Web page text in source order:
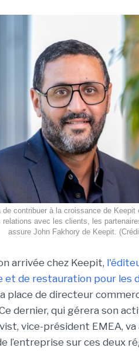
contribuer à la croissance de
relations avec les clients, les
assure John Fakhory de Keepit.
arrivée chez Keepit,
et de restauration pour les
place de directeur
dernier, qui gérera son
vice-président EMEA,
l’entreprise sur ces deux